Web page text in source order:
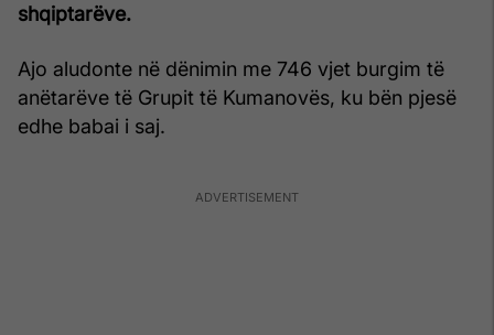
shqiptarëve.
Ajo aludonte në dënimin me 746 vjet burgim të
anëtarëve të Grupit të Kumanovës, ku bën pjesë
edhe babai i saj.